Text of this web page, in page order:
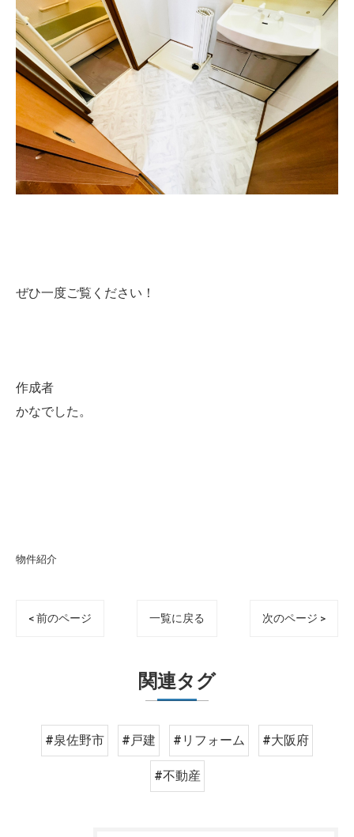
ぜひ一度ご覧ください！
作成者
かなでした。
物件紹介
< 前のページ 一覧に戻る 次のページ >
関連タグ
#泉佐野市 #戸建 #リフォーム #大阪府
#不動産